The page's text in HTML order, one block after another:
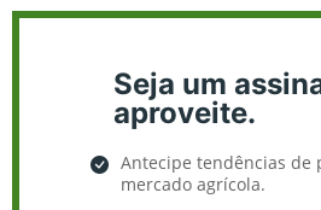
Seja um
aproveite.
Antecipe tendências de
mercado agrícola.